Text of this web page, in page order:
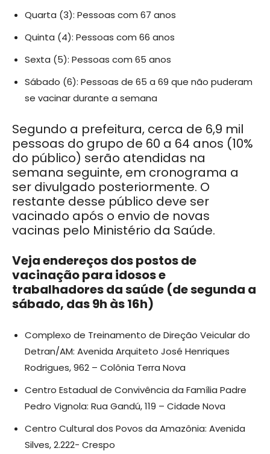
Quarta (3): Pessoas com 67 anos
Quinta (4): Pessoas com 66 anos
Sexta (5): Pessoas com 65 anos
Sábado (6): Pessoas de 65 a 69 que não puderam
se vacinar durante a semana
Segundo a prefeitura, cerca de 6,9 mil
pessoas do grupo de 60 a 64 anos (10%
do público) serão atendidas na
semana seguinte, em cronograma a
ser divulgado posteriormente. O
restante desse público deve ser
vacinado após o envio de novas
vacinas pelo Ministério da Saúde.
Veja endereços dos postos de
vacinação para idosos e
trabalhadores da saúde (de segunda a
sábado, das 9h às 16h)
Complexo de Treinamento de Direção Veicular do
Detran/AM: Avenida Arquiteto José Henriques
Rodrigues, 962 – Colônia Terra Nova
Centro Estadual de Convivência da Família Padre
Pedro Vignola: Rua Gandú, 119 – Cidade Nova
Centro Cultural dos Povos da Amazônia: Avenida
Silves, 2.222- Crespo